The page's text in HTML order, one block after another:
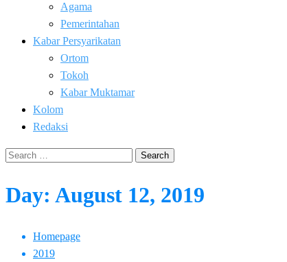
Agama
Pemerintahan
Kabar Persyarikatan
Ortom
Tokoh
Kabar Muktamar
Kolom
Redaksi
Search
Day: August 12, 2019
Homepage
2019